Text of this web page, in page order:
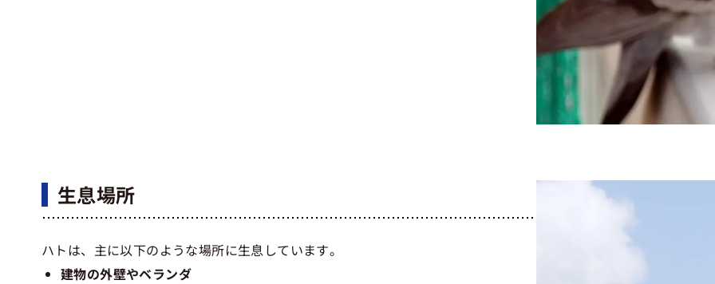
生息場所
ハトは、主に以下のような場所に生息しています。
建物の外壁やベランダ